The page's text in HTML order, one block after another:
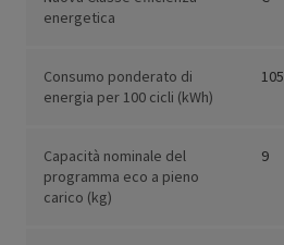
energetica
Consumo ponderato di
energia per 100 cicli (kWh)
105
Capacità nominale del
programma eco a pieno
carico (kg)
9